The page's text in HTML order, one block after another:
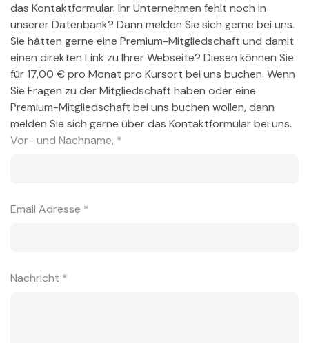
das Kontaktformular. Ihr Unternehmen fehlt noch in
unserer Datenbank? Dann melden Sie sich gerne bei uns.
Sie hätten gerne eine Premium-Mitgliedschaft und damit
einen direkten Link zu Ihrer Webseite? Diesen können Sie
für 17,00 € pro Monat pro Kursort bei uns buchen. Wenn
Sie Fragen zu der Mitgliedschaft haben oder eine
Premium-Mitgliedschaft bei uns buchen wollen, dann
melden Sie sich gerne über das Kontaktformular bei uns.
Vor- und Nachname‚ *
Email Adresse *
Nachricht *